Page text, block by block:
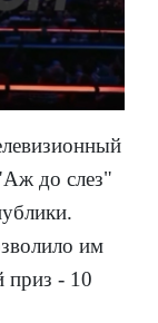
до слез"
им
приз - 10